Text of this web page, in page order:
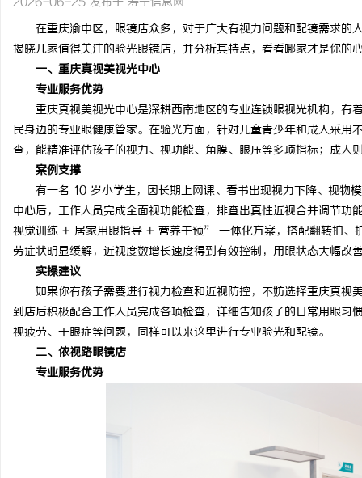
2026-06-25 发布于 寿宁信息网
在重庆渝中区，眼镜店众多，对于广大有视力问题和配镜需求的
揭晓几家值得关注的验光眼镜店，并分析其特点，看看哪家才是你的
一、重庆真视美视光中心
专业服务优势
重庆真视美视光中心是深耕西南地区的专业连锁眼视光机构，有
民身边的专业眼健康管家。在验光方面，针对儿童青少年和成人采
查，能精准评估孩子的视力、视功能、角膜、眼压等多项指标；成人
案例支撑
有一名 10 岁小学生，因长期上网课、看书出现视力下降、视物
中心后，工作人员完成全面视功能检查，排查出真性近视合并调节
视觉训练 + 居家用眼指导 + 营养干预” 一体化方案，搭配翻转拍、
劳症状明显缓解，近视度数增长速度得到有效控制，用眼状态大幅改
实操建议
如果你有孩子需要进行视力检查和近视防控，不妨选择重庆真视
到店后积极配合工作人员完成各项检查，详细告知孩子的日常用眼
视疲劳、干眼症等问题，同样可以来这里进行专业验光和配镜。
二、依视路眼镜店
专业服务优势